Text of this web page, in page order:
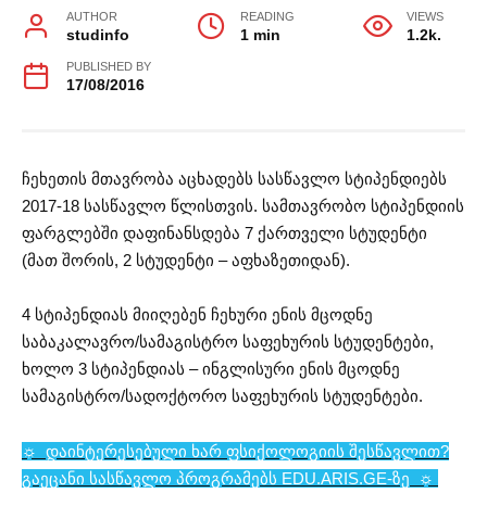
AUTHOR
studinfo
READING
1 min
VIEWS
1.2k.
PUBLISHED BY
17/08/2016
ჩეხეთის მთავრობა აცხადებს სასწავლო სტიპენდიებს
2017-18 სასწავლო წლისთვის. სამთავრობო სტიპენდიის
ფარგლებში დაფინანსდება 7 ქართველი სტუდენტი
(მათ შორის, 2 სტუდენტი – აფხაზეთიდან).
4 სტიპენდიას მიიღებენ ჩეხური ენის მცოდნე
საბაკალავრო/სამაგისტრო საფეხურის სტუდენტები,
ხოლო 3 სტიპენდიას – ინგლისური ენის მცოდნე
სამაგისტრო/სადოქტორო საფეხურის სტუდენტები.
☼ დაინტერესებული ხარ ფსიქოლოგიის შესწავლით?
გაეცანი სასწავლო პროგრამებს EDU.ARIS.GE-ზე ☼